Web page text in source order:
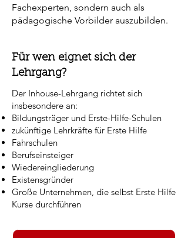
Fachexperten, sondern auch als
pädagogische Vorbilder auszubilden.
Für wen eignet sich der
Lehrgang?
Der Inhouse-Lehrgang richtet sich
insbesondere an:
Bildungsträger und Erste-Hilfe-Schulen
zukünftige Lehrkräfte für Erste Hilfe
Fahrschulen
Berufseinsteiger
Wiedereingliederung
Existensgründer
Große Unternehmen, die selbst Erste Hilfe
Kurse durchführen